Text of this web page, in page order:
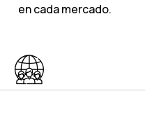
en cada mercado.